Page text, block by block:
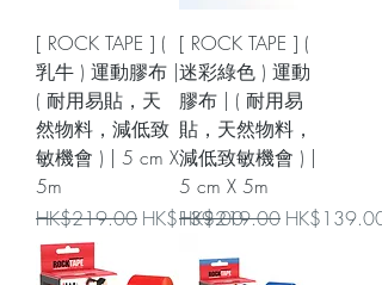
[ ROCK TAPE ] (
乳牛 ) 運動膠布 |
( 耐用易貼，天
然物料，減低致
敏機會 ) | 5 cm X
5m
一般價格
HK$219.00 促銷價格
HK$139.00
[ ROCK TAPE ] (
迷彩綠色 ) 運動
膠布 | ( 耐用易
貼，天然物料，
減低致敏機會 ) |
5 cm X 5m
一般價格
HK$219.00 促銷價格
HK$139.00